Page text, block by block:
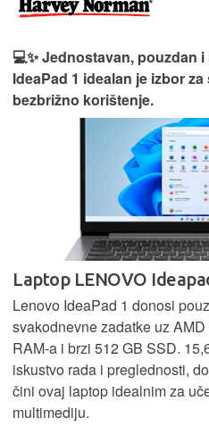
💻✨ Jednostavan, pouzdan
IdeaPad 1 idealan je izbor
bezbrižno korištenje.
Laptop LENOVO
Lenovo IdeaPad 1 donosi
svakodnevne zadatke uz
RAM-a i brzi 512 GB SSD.
iskustvo rada i preglednosti,
čini ovaj laptop idealnim za
multimediju.